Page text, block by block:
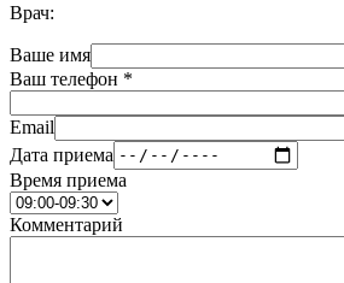
Врач:
Ваше имя
Ваш телефон *
Email
Дата приема
Время приема
Комментарий